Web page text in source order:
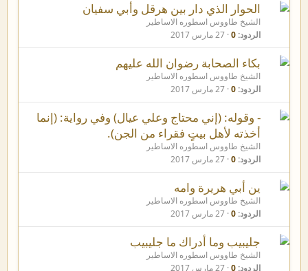
الحوار الذي دار بين هرقل وأبي سفيان
الشيخ طاووس اسطوره الاساطير
الردود 0 27 مارس 2017
بكاء الصحابة رضوان الله عليهم
الشيخ طاووس اسطوره الاساطير
الردود 0 27 مارس 2017
- وقوله: (إني محتاج وعلي عيال) وفي رواية: (إنما
أخذته لأهل بيتٍ فقراء من الجن).
الشيخ طاووس اسطوره الاساطير
الردود 0 27 مارس 2017
ين أبي هريرة وامه
الشيخ طاووس اسطوره الاساطير
الردود 0 27 مارس 2017
جليبيب وما أدراك ما جليبيب
الشيخ طاووس اسطوره الاساطير
الردود 0 27 مارس 2017